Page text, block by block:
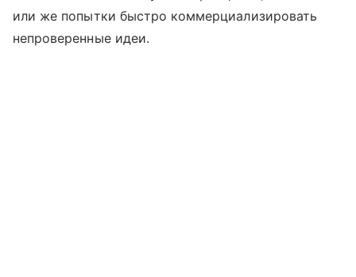
или же попытки быстро коммерциализировать
непроверенные идеи.